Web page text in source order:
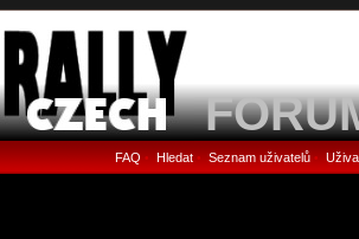
FAQ • Hledat• Seznam uživatelů•